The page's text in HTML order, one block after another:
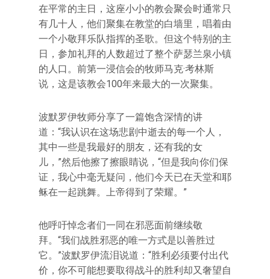
在平常的主日，这座小小的教会聚会时通常只
有几十人，他们聚集在教堂的白墙里，唱着由
一个小敬拜乐队指挥的圣歌。但这个特别的主
日，参加礼拜的人数超过了整个萨瑟兰泉小镇
的人口。前第一浸信会的牧师马克·考林斯
说，这是该教会100年来最大的一次聚集。
波默罗伊牧师分享了一篇饱含深情的讲
道：“我认识在这场悲剧中逝去的每一个人，
其中一些是我最好的朋友，还有我的女
儿，”然后他擦了擦眼睛说，“但是我向你们保
证，我心中毫无疑问，他们今天已在天堂和耶
稣在一起跳舞。上帝得到了荣耀。”
他呼吁悼念者们一同在邪恶面前继续敬
拜。“我们战胜邪恶的唯一方式是以善胜过
它。”波默罗伊流泪说道：“胜利必须要付出代
价，你不可能想要取得战斗的胜利却又奢望自